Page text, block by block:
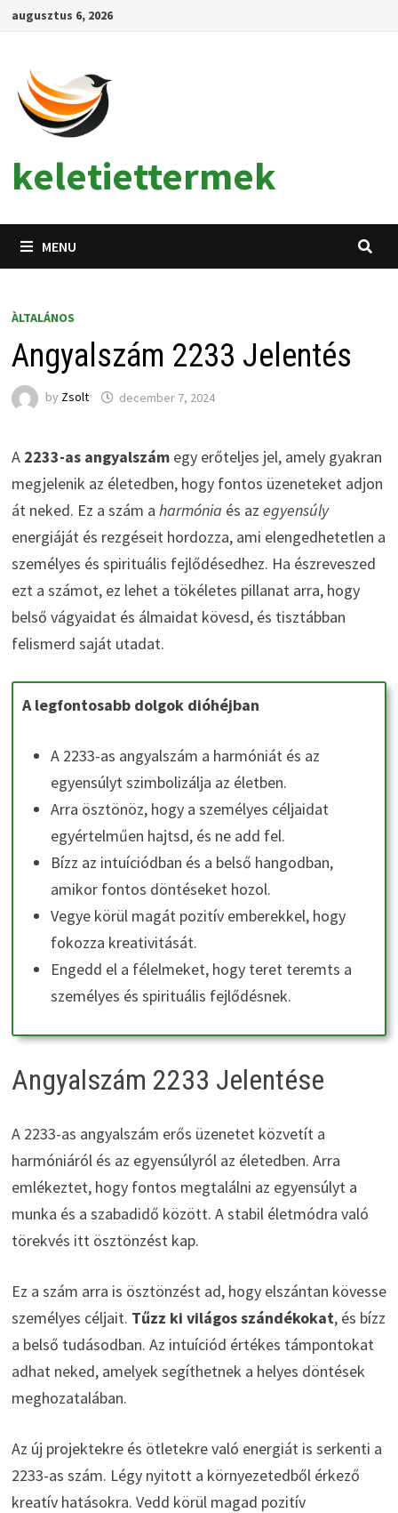
Skipaugusztus 6, 2026
keletiettermek
MENU
ÀLTALÁNOS
Angyalszám 2233 Jelentés
by Zsolt december 7, 2024
A 2233-as angyalszámegy erőteljes jel, amely gyakran
megjelenik az életedben, hogy fontos üzeneteket adjon
át neked. Ez a szám a harmónia és az egyensúly
energiáját és rezgéseit hordozza, ami elengedhetetlen a
személyes és spirituális fejlődésedhez. Ha észreveszed
ezt a számot, ez lehet a tökéletes pillanat arra, hogy
belső vágyaidat és álmaidat kövesd, és tisztábban
felismerd saját utadat.
A legfontosabb dolgok dióhéjban
A 2233-as angyalszám a harmóniát és az
egyensúlyt szimbolizálja az életben.
Arra ösztönöz, hogy a személyes céljaidat
egyértelműen hajtsd, és ne add fel.
Bízz az intuíciódban és a belső hangodban,
amikor fontos döntéseket hozol.
Vegye körül magát pozitív emberekkel, hogy
fokozza kreativitását.
Engedd el a félelmeket, hogy teret teremts a
személyes és spirituális fejlődésnek.
Angyalszám 2233 Jelentése
A 2233-as angyalszám erős üzenetet közvetít a
harmóniáról és az egyensúlyról az életedben. Arra
emlékeztet, hogy fontos megtalálni az egyensúlyt a
munka és a szabadidő között. A stabil életmódra való
törekvés itt ösztönzést kap.
Ez a szám arra is ösztönzést ad, hogy elszántan kövesse
személyes céljait. Tűzz ki világos szándékokat, és bízz
a belső tudásodban. Az intuíciód értékes támpontokat
adhat neked, amelyek segíthetnek a helyes döntések
meghozatalában.
Az új projektekre és ötletekre való energiát is serkenti a
2233-as szám. Légy nyitott a környezetedből érkező
kreatív hatásokra. Vedd körül magad pozitív